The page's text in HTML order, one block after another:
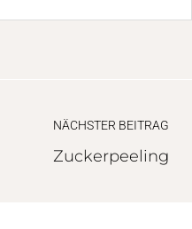
NÄCHSTER BEITRAG
Zuckerpeeling